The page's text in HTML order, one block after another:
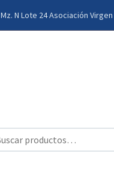
Mz. N Lote 24 Asociación Virgen